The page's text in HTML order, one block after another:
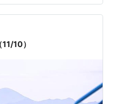
（金） 俳優・田中美佐子さ
た火野正平さんを引き継
さんへの思いをインスタで
10）